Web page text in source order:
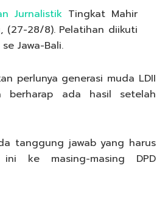
Jurnalistik Tingkat Mahir
(27-28/8). Pelatihan diikuti
Jawa-Bali.
perlunya generasi muda LDII
berharap ada hasil setelah
tanggung jawab yang harus
ke masing-masing DPD